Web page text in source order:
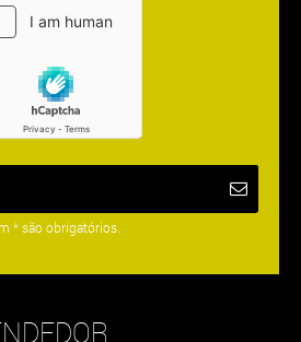
* são obrigatórios.